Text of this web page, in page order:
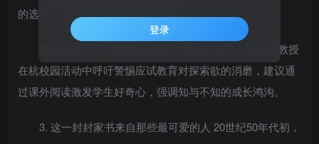
的选项，有网友表示“救了手滑的命”。
2. 钱学森之子：刷题抹杀孩子求知欲 近日，钱永刚教授
在杭校园活动中呼吁警惕应试教育对探索欲的消磨，建议通
过课外阅读激发学生好奇心，强调知与不知的成长鸿沟。
3. 这一封封家书来自那些最可爱的人 20世纪50年代初，
登录